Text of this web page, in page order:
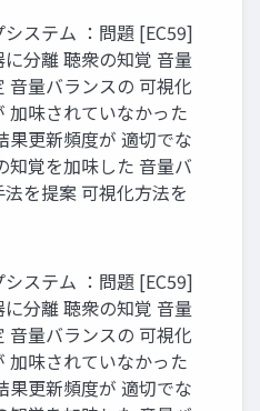
ステム ：問題 [EC59]
分離 聴衆の知覚 音量
音量バランスの 可視化
加味されていなかった
果更新頻度が 適切でな
知覚を加味した 音量バ
を提案 可視化方法を
ステム ：問題 [EC59]
分離 聴衆の知覚 音量
音量バランスの 可視化
加味されていなかった
果更新頻度が 適切でな